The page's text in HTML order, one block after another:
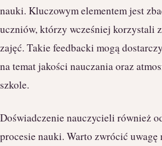
nauki. Kluczowym elementem jest
uczniów, którzy wcześniej korzystali
zajęć. Takie feedbacki mogą
na temat jakości nauczania oraz
szkole.
Doświadczenie nauczycieli również
procesie nauki. Warto zwrócić